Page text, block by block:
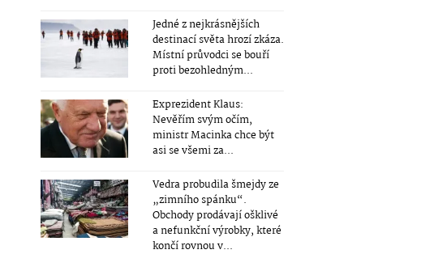
Jedné z nejkrásnějších
destinací světa hrozí zkáza.
Místní průvodci se bouří
proti bezohledným...
Exprezident Klaus:
Nevěřím svým očím,
ministr Macinka chce být
asi se všemi za...
Vedra probudila šmejdy ze
„zimního spánku“.
Obchody prodávají ošklivé
a nefunkční výrobky, které
končí rovnou v...